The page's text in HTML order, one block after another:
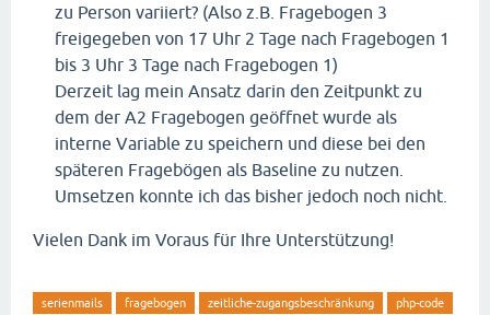
zu Person variiert? (Also z.B. Fragebogen 3
freigegeben von 17 Uhr 2 Tage nach Fragebogen 1
bis 3 Uhr 3 Tage nach Fragebogen 1)
Derzeit lag mein Ansatz darin den Zeitpunkt zu
dem der A2 Fragebogen geöffnet wurde als
interne Variable zu speichern und diese bei den
späteren Fragebögen als Baseline zu nutzen.
Umsetzen konnte ich das bisher jedoch noch nicht.
Vielen Dank im Voraus für Ihre Unterstützung!
serienmails fragebogen zeitliche-zugangsbeschränkung
php-code